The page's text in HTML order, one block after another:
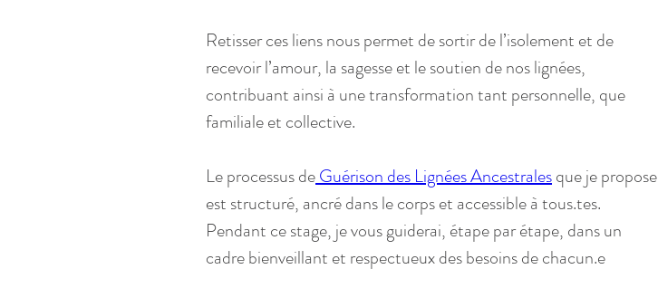
Retisser ces liens nous permet de sortir de l’isolement et de
recevoir l’amour, la sagesse et le soutien de nos lignées,
contribuant ainsi à une transformation tant personnelle, que
familiale et collective.
Le processus de Guérison des Lignées Ancestrales que je propose
est structuré, ancré dans le corps et accessible à tous.tes.
Pendant ce stage, je vous guiderai, étape par étape, dans un
cadre bienveillant et respectueux des besoins de chacun.e